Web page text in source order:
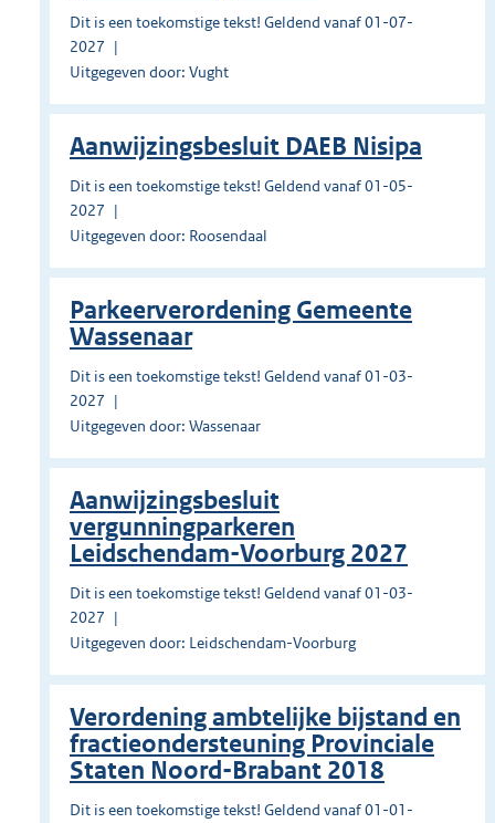
Dit is een toekomstige tekst! Geldend vanaf 01-07-
2027
Uitgegeven door: Vught
Aanwijzingsbesluit DAEB Nisipa
Dit is een toekomstige tekst! Geldend vanaf 01-05-
2027
Uitgegeven door: Roosendaal
Parkeerverordening Gemeente
Wassenaar
Dit is een toekomstige tekst! Geldend vanaf 01-03-
2027
Uitgegeven door: Wassenaar
Aanwijzingsbesluit
vergunningparkeren
Leidschendam-Voorburg 2027
Dit is een toekomstige tekst! Geldend vanaf 01-03-
2027
Uitgegeven door: Leidschendam-Voorburg
Verordening ambtelijke bijstand en
fractieondersteuning Provinciale
Staten Noord-Brabant 2018
Dit is een toekomstige tekst! Geldend vanaf 01-01-